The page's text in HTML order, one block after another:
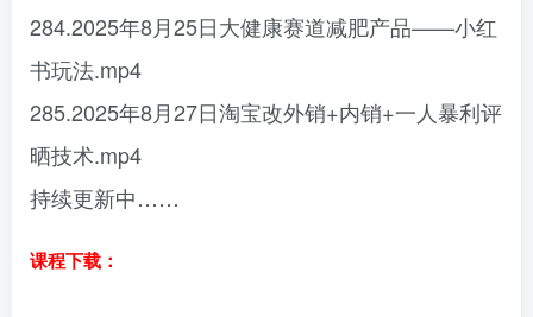
284.2025年8月25日大健康赛道减肥产品——小红
书玩法.mp4
285.2025年8月27日淘宝改外销+内销+一人暴利评
晒技术.mp4
持续更新中……
课程下载：